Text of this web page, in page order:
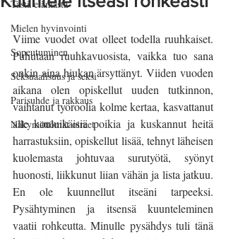
Tästä elämästä
Mielen hyvinvointi
Sopeutuminen
Seksuaalisuus ja seksi
Parisuhde ja rakkaus
Näkymättömät oireet
Viime vuodet ovat olleet todella ruuhkaiset.
Puhutaan ruuhkavuosista, vaikka tuo sana
onkin aina hiukan ärsyttänyt. Viiden vuoden
aikana olen opiskellut uuden tutkinnon,
vaihtanut työroolia kolme kertaa, kasvattanut
alle kouluikäisiä poikia ja kuskannut heitä
harrastuksiin, opiskellut lisää, tehnyt läheisen
kuolemasta johtuvaa surutyötä, syönyt
huonosti, liikkunut liian vähän ja lista jatkuu.
En ole kuunnellut itseäni tarpeeksi.
Pysähtyminen ja itsensä kuunteleminen
vaatii rohkeutta. Minulle pysähdys tuli tänä